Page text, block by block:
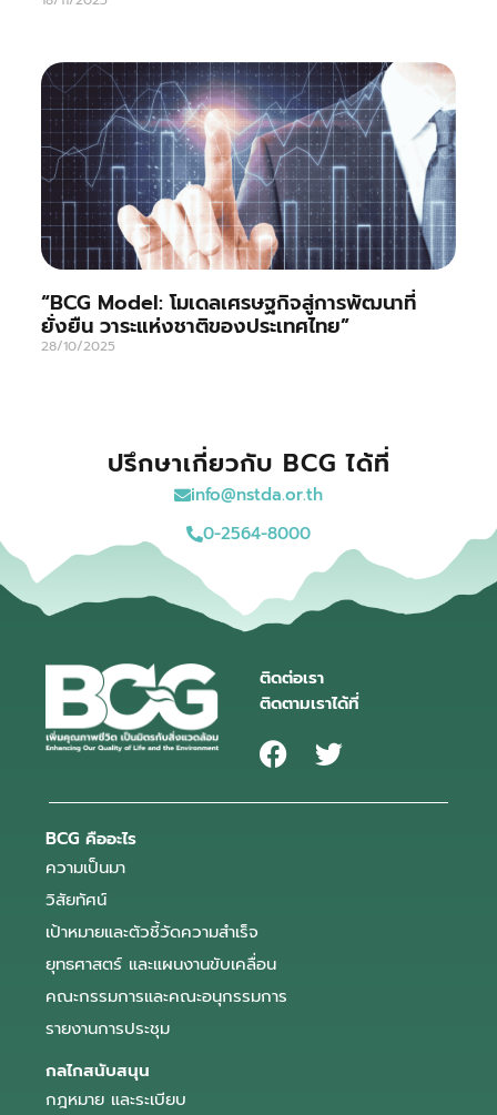
“BCG Model: โมเดลเศรษฐกิจสู่การพัฒนาที่
ยั่งยืน วาระแห่งชาติของประเทศไทย”
28/10/2025
ปรึกษาเกี่ยวกับ BCG ได้ที่
info@nstda.or.th
0-2564-8000
ติดต่อเรา
ติดตามเราได้ที่
BCG คืออะไร
ความเป็นมา
วิสัยทัศน์
เป้าหมายและตัวชี้วัดความสำเร็จ
ยุทธศาสตร์ และแผนงานขับเคลื่อน
คณะกรรมการและคณะอนุกรรมการ
รายงานการประชุม
กลไกสนับสนุน
กฎหมาย และระเบียบ